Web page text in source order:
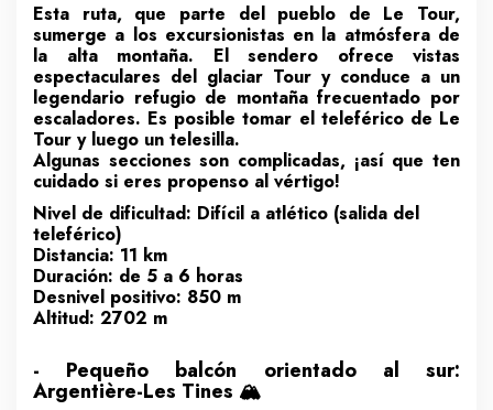
Esta ruta, que parte del pueblo de Le Tour,
sumerge a los excursionistas en la atmósfera de
la alta montaña. El sendero ofrece vistas
espectaculares del glaciar Tour y conduce a un
legendario refugio de montaña frecuentado por
escaladores. Es posible tomar el teleférico de Le
Tour y luego un telesilla.
Algunas secciones son complicadas, ¡así que ten
cuidado si eres propenso al vértigo!
Nivel de dificultad: Difícil a atlético (salida del
teleférico)
Distancia: 11 km
Duración: de 5 a 6 horas
Desnivel positivo: 850 m
Altitud: 2702 m
- Pequeño balcón orientado al sur:
Argentière-Les Tines 🏔️